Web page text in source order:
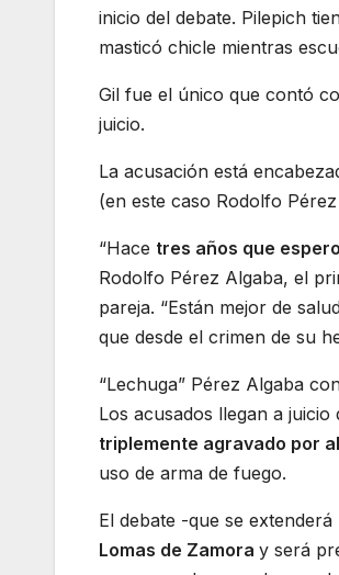
inicio del debate. Pilepich
masticó chicle mientras
Gil fue el único que contó
juicio.
La acusación está
(en este caso Rodolfo
“Hace tres años que espero
Rodolfo Pérez Algaba, el
pareja. “Están mejor de
que desde el crimen de su
“Lechuga” Pérez Algaba
Los acusados llegan a
triplemente agravado por
uso de arma de fuego.
El debate -que se
Lomas de Zamora y será